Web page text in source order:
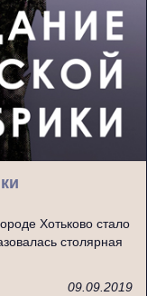
Хотьково стало
столярная
09.09.2019